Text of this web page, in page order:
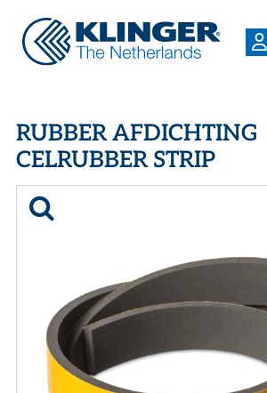
PRODUCTEN
INDUSTRIEËN
SERVICES
LOGIN
REGISTREREN
WERKEN BIJ
RUBBER
CELRUBBER STRIP